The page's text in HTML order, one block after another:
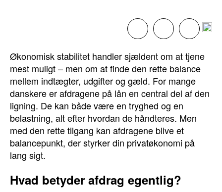
Økonomisk stabilitet handler sjældent om at tjene
mest muligt – men om at finde den rette balance
mellem indtægter, udgifter og gæld. For mange
danskere er afdragene på lån en central del af den
ligning. De kan både være en tryghed og en
belastning, alt efter hvordan de håndteres. Men
med den rette tilgang kan afdragene blive et
balancepunkt, der styrker din privatøkonomi på
lang sigt.
Hvad betyder afdrag egentlig?